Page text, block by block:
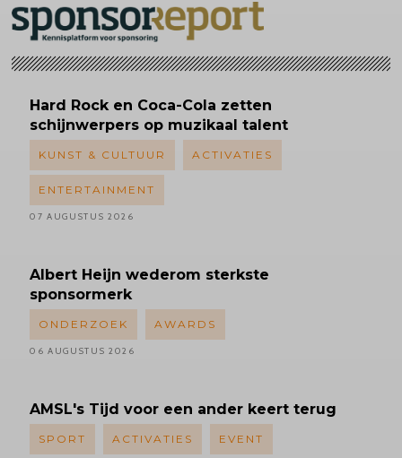
Hard Rock en Coca-Cola zetten
schijnwerpers op muzikaal talent
KUNST & CULTUUR ACTIVATIES
ENTERTAINMENT
07 AUGUSTUS 2026
Albert Heijn wederom sterkste
sponsormerk
ONDERZOEK AWARDS
06 AUGUSTUS 2026
AMSL's Tijd voor een ander keert terug
SPORT ACTIVATIES EVENT